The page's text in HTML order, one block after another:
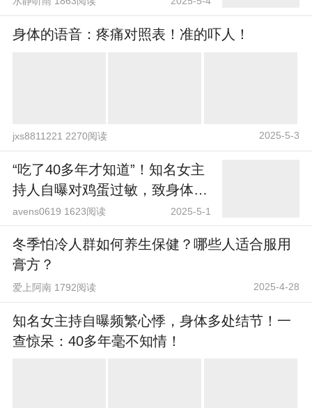
身体的语音：疼痛对照表！准的吓人！
jxs8811221 2270阅读 2025-5-3
“吃了40多年才知道”！知名女主
持人自曝对鸡蛋过敏，致身体多
处结节
avens0619 1623阅读 2025-5-1
冬季怕冷人群如何养生保健？哪些人适合服用
膏方？
爱上阿南 1792阅读 2025-4-28
知名女主持自曝频繁心悸，身体多处结节！一
查惊呆：40多年毫不知情！